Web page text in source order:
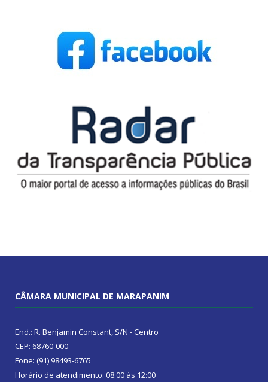
CÂMARA MUNICIPAL DE MARAPANIM
End.: R. Benjamin Constant, S/N - Centro
CEP: 68760-000
Fone: (91) 98493-6765
Horário de atendimento: 08:00 às 12:00